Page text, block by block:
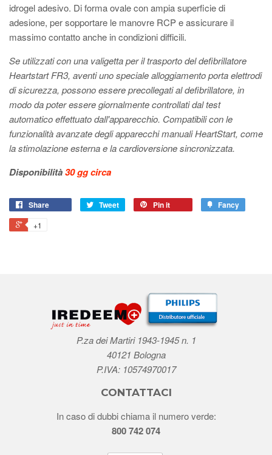
idrogel adesivo. Di forma ovale con ampia superficie di
adesione, per sopportare le manovre RCP e assicurare il
massimo contatto anche in condizioni difficili.
Se utilizzati con una valigetta per il trasporto del defibrillatore
Heartstart FR3, aventi uno speciale alloggiamento porta elettrodi
di sicurezza, possono essere precollegati al defibrillatore, in
modo da poter essere giornalmente controllati dal test
automatico effettuato dall'apparecchio. Compatibili con le
funzionalità avanzate degli apparecchi manuali HeartStart, come
la stimolazione esterna e la cardioversione sincronizzata.
Disponibilità30 gg circa
Share Tweet Pin it Fancy
+1
P.za dei Martiri 1943-1945 n. 1
40121 Bologna
P.IVA: 10574970017
CONTATTACI
In caso di dubbi chiama il numero verde:
800 742 074